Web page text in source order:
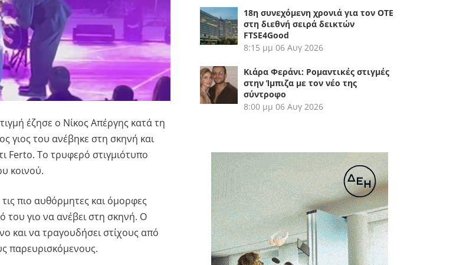
έζησε ο Νίκος Απέργης κατά τη
γιος του ανέβηκε στη σκηνή και
Ferto. Το τρυφερό στιγμιότυπο
κοινού.
πιο αυθόρμητες και όμορφες
του γιο να ανέβει στη σκηνή. Ο
και να τραγουδήσει στίχους από
παρευρισκόμενους.
18η συνεχόμενη χρονιά για τον ΟΤΕ
στη διεθνή σειρά δεικτών
FTSE4Good
8:15 μμ 06 Αυγ 2026
Κιάρα Φεράνι: Ρομαντικές στιγμές
στην Ίμπιζα με τον νέο της
σύντροφο
8:00 μμ 06 Αυγ 2026